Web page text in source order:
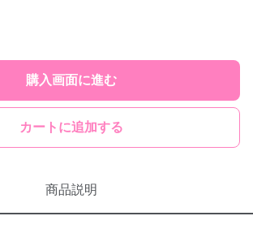
購入画面に進む
カートに追加する
商品説明